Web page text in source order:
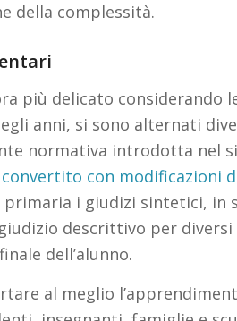
della complessità.
più delicato considerando
anni, si sono alternati
normativa introdotta nel
convertito con modificazioni
i giudizi sintetici, in
descrittivo per
dell’alunno.
al meglio